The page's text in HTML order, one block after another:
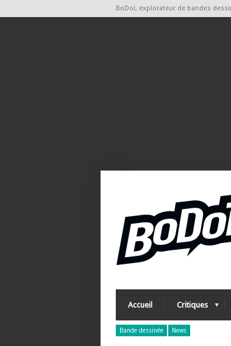
BoDoï, explorateur de bandes
Accueil Critiques
Bande dessinée News